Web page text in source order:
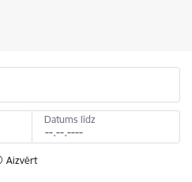
Datums līdz
Aizvērt